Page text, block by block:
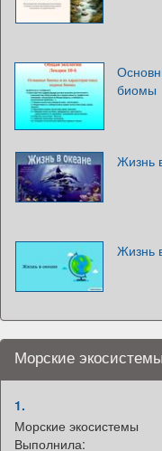
биомы
Жизнь
Жизнь
Морские экосистемы
1.
Морские экосистемы
Выполнила: